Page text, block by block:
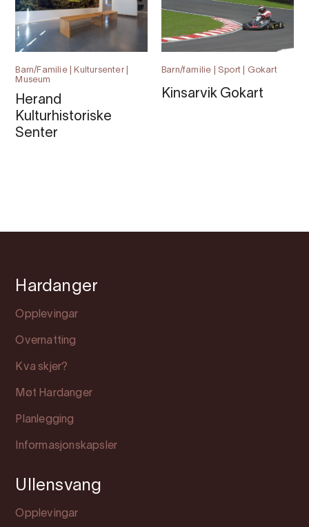
Barn/Familie | Kultursenter |
Museum
Herand
Kulturhistoriske
Senter
Barn/familie | Sport | Gokart
Kinsarvik Gokart
Hardanger
Opplevingar
Overnatting
Kva skjer?
Møt Hardanger
Planlegging
Informasjonskapsler
Ullensvang
Opplevingar